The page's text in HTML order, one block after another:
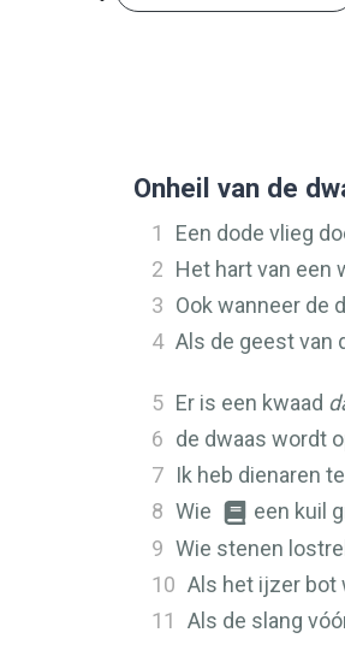
Onheil van de
1 Een dode vlieg
2 Het hart van een
3 Ook wanneer de
4 Als de geest van
5 Er is een kwaad
6 de dwaas wordt
7 Ik heb dienaren
8 Wie
een kuil
9 Wie stenen
10 Als het ijzer bot
11
Als de slang